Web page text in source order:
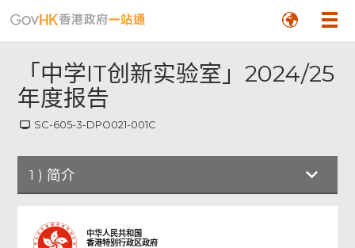
「中学IT创新实验室」2024/25
年度报告
SC-605-3-DPO021-001C
1 ) 简介
简介
中华人民共和国
香港特别行政区政府